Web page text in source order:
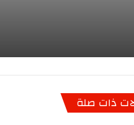
ذات صلة